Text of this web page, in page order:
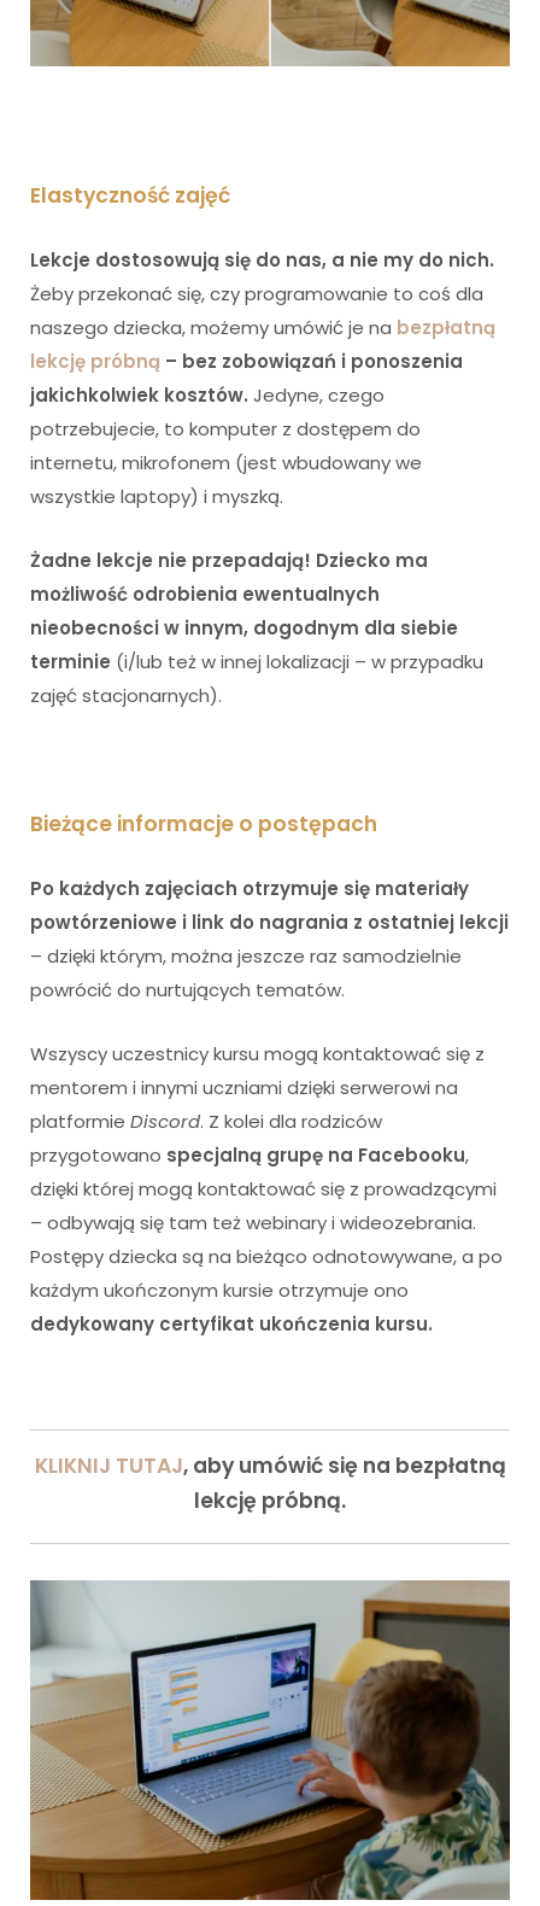
Elastyczność zajęć
Lekcje dostosowują się do nas, a nie my do nich.
Żeby przekonać się, czy programowanie to coś dla
naszego dziecka, możemy umówić je na bezpłatną
lekcję próbną – bez zobowiązań i ponoszenia
jakichkolwiek kosztów. Jedyne, czego
potrzebujecie, to komputer z dostępem do
internetu, mikrofonem (jest wbudowany we
wszystkie laptopy) i myszką.
Żadne lekcje nie przepadają! Dziecko ma
możliwość odrobienia ewentualnych
nieobecności w innym, dogodnym dla siebie
terminie (i/lub też w innej lokalizacji – w przypadku
zajęć stacjonarnych).
Bieżące informacje o postępach
Po każdych zajęciach otrzymuje się materiały
powtórzeniowe i link do nagrania z ostatniej lekcji
– dzięki którym, można jeszcze raz samodzielnie
powrócić do nurtujących tematów.
Wszyscy uczestnicy kursu mogą kontaktować się z
mentorem i innymi uczniami dzięki serwerowi na
platformie Discord. Z kolei dla rodziców
przygotowano specjalną grupę na Facebooku,
dzięki której mogą kontaktować się z prowadzącymi
– odbywają się tam też webinary i wideozebrania.
Postępy dziecka są na bieżąco odnotowywane, a po
każdym ukończonym kursie otrzymuje ono
dedykowany certyfikat ukończenia kursu.
KLIKNIJ TUTAJ, aby umówić się na bezpłatną
lekcję próbną.